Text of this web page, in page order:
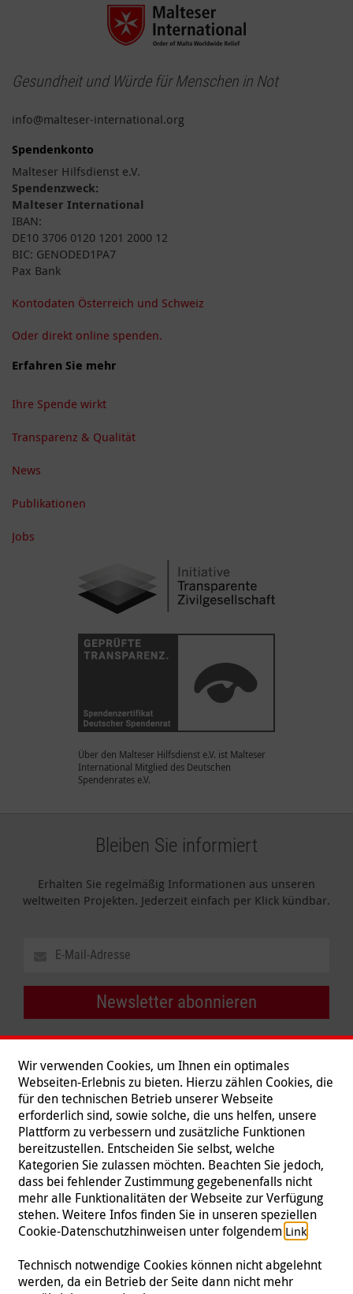
Gesundheit und Würde für Menschen in Not
info@malteser-international.org
Spendenkonto
Malteser Hilfsdienst e.V.
Spendenzweck:
Malteser International
IBAN:
DE10 3706 0120 1201 2000 12
BIC: GENODED1PA7
Pax Bank
Kontodaten Österreich und Schweiz
Oder direkt online spenden.
Erfahren Sie mehr
Ihre Spende wirkt
Transparenz & Qualität
News
Publikationen
Jobs
Über den Malteser Hilfsdienst e.V. ist Malteser
International Mitglied des Deutschen
Spendenrates e.V.
Bleiben Sie informiert
Erhalten Sie regelmäßig Informationen aus unseren
weltweiten Projekten. Jederzeit einfach per Klick kündbar.
Newsletter abonnieren
Folgen Sie uns
Wir verwenden Cookies, um Ihnen ein optimales
Webseiten-Erlebnis zu bieten. Hierzu zählen Cookies, die
für den technischen Betrieb unserer Webseite
erforderlich sind, sowie solche, die uns helfen, unsere
Plattform zu verbessern und zusätzliche Funktionen
bereitzustellen. Entscheiden Sie selbst, welche
Kategorien Sie zulassen möchten. Beachten Sie jedoch,
dass bei fehlender Zustimmung gegebenenfalls nicht
mehr alle Funktionalitäten der Webseite zur Verfügung
stehen. Weitere Infos finden Sie in unseren speziellen
Cookie-Datenschutzhinweisen unter folgendem Link.
Technisch notwendige Cookies können nicht abgelehnt
werden, da ein Betrieb der Seite dann nicht mehr